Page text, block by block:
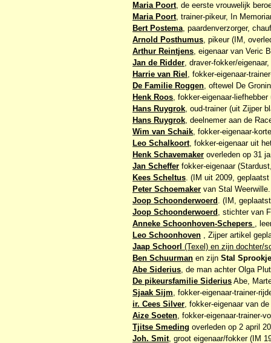
Maria Poort, de eerste vrouwelijk
Maria Poort, trainer-pikeur, In
Bert Postema, paardenverzorger,
Arnold Posthumus, pikeur (IM,
Arthur Reintjens, eigenaar van Veric
Jan de Ridder, draver-fokker/
Harrie van Riel , fokker-eigenaar-
De Familie Roggen, oftewel De
Henk Roos, fokker-eigenaar-
Hans Ruygrok, oud-trainer (uit Zijper
Hans Ruygrok, deelnemer aan de
Wim van Schaik, fokker-eigenaar-
Leo Schalkoort, fokker-eigenaar uit
Henk Schavemaker overleden op 31
Jan Scheffer fokker-eigenaar
Kees Scheltus. (IM uit 2009, geplaatst
Peter Schoemaker van Stal
Joop Schoonderwoerd . (IM,
Joop Schoonderwoerd , stichter van
Anneke Schoonhoven-Schepers ,
Leo Schoonhoven , Zijper artikel
Jaap Schoorl (Texel) en zijn dochter/
Ben Schuurman en zijn Stal
Abe Siderius, de man achter Olga
De pikeursfamilie Siderius Abe,
Sjaak Sijm, fokker-eigenaar-trainer-
ir. Cees Silver, fokker-eigenaar van
Aize Soeten, fokker-eigenaar-trainer-
Tjitse Smeding overleden op 2 april
Joh. Smit, groot eigenaar/fokker (IM